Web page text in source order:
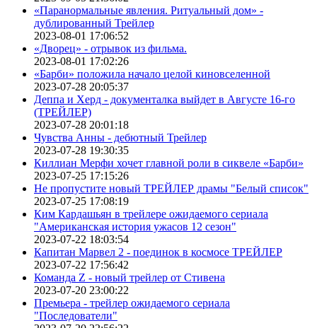
«Паранормальные явления. Ритуальный дом» -
дублированный Трейлер
2023-08-01 17:06:52
«Дворец» - отрывок из фильма.
2023-08-01 17:02:26
«Барби» положила начало целой киновселенной
2023-07-28 20:05:37
Деппа и Херд - документалка выйдет в Августе 16-го
(ТРЕЙЛЕР)
2023-07-28 20:01:18
Чувства Анны - дебютный Трейлер
2023-07-28 19:30:35
Киллиан Мерфи хочет главной роли в сиквеле «Барби»
2023-07-25 17:15:26
Не пропустите новый ТРЕЙЛЕР драмы "Белый список"
2023-07-25 17:08:19
Ким Кардашьян в трейлере ожидаемого сериала
"Американская история ужасов 12 сезон"
2023-07-22 18:03:54
Капитан Марвел 2 - поединок в космосе ТРЕЙЛЕР
2023-07-22 17:56:42
Команда Z - новый трейлер от Стивена
2023-07-20 23:00:22
Премьера - трейлер ожидаемого сериала
"Последователи"